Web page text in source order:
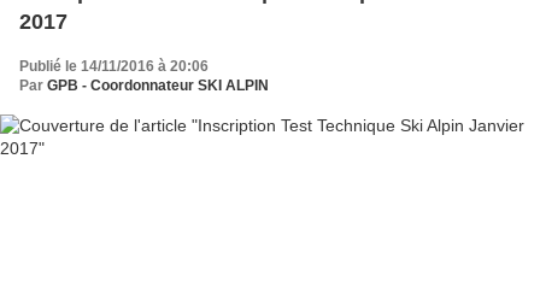
2017
Publié le 14/11/2016 à 20:06
Par GPB - Coordonnateur SKI ALPIN